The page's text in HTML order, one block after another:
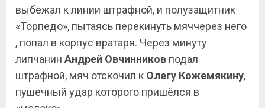
выбежал к линии штрафной, и полузащитник
«Торпедо», пытаясь перекинуть мяччерез него
, попал в корпус вратаря. Через минуту
липчанин Андрей Овчинников подал
штрафной, мяч отскочил к Олегу Кожемякину,
пушечный удар которого пришёлся в